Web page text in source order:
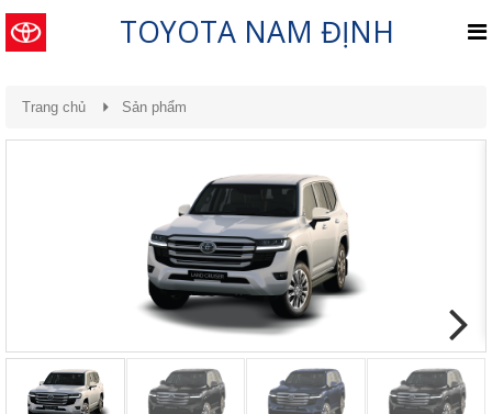
TOYOTA NAM ĐỊNH
Trang chủ Sản phẩm
Previous Next